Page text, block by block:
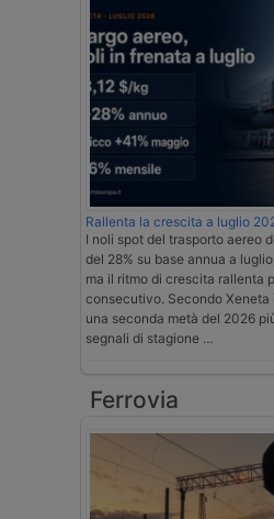
Rallenta la crescita a luglio
I noli spot del trasporto aereo
del 28% su base annua a
ma il ritmo di crescita rallenta
consecutivo. Secondo Xeneta
una seconda metà del 2026
segnali di stagione …
Ferrovia